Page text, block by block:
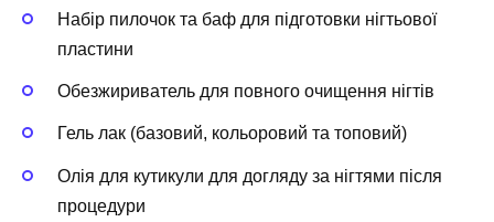
Набір пилочок та баф для підготовки нігтьової
пластини
Обезжириватель для повного очищення нігтів
Гель лак (базовий, кольоровий та топовий)
Олія для кутикули для догляду за нігтями після
процедури